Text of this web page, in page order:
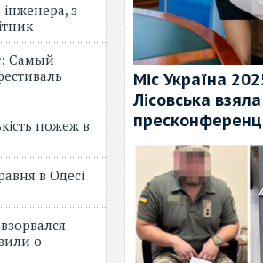
з
Самый
пожеж в
в Одесі
о
Міс Україна
Лісовська